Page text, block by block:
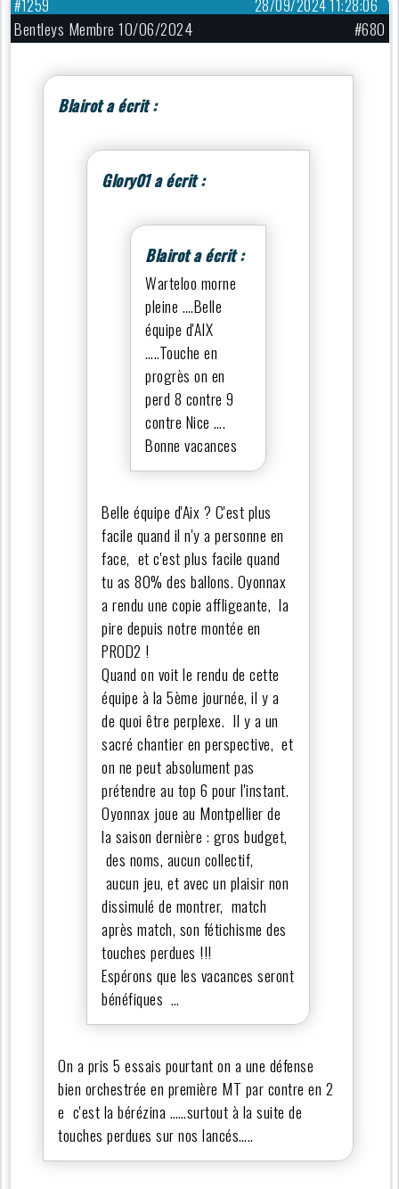
28/09/2024 11:28:06
#1259
Bentleys Membre 10/06/2024 #680
Blairot a écrit :
Glory01 a écrit :
Blairot a écrit :
Warteloo morne
pleine ….Belle
équipe d'AIX
…..Touche en
progrès on en
perd 8 contre 9
contre Nice ….
Bonne vacances
Belle équipe d'Aix ? C'est plus
facile quand il n'y a personne en
face, et c'est plus facile quand
tu as 80% des ballons. Oyonnax
a rendu une copie affligeante, la
pire depuis notre montée en
PROD2 !
Quand on voit le rendu de cette
équipe à la 5ème journée, il y a
de quoi être perplexe. Il y a un
sacré chantier en perspective, et
on ne peut absolument pas
prétendre au top 6 pour l'instant.
Oyonnax joue au Montpellier de
la saison dernière : gros budget,
des noms, aucun collectif,
aucun jeu, et avec un plaisir non
dissimulé de montrer, match
après match, son fétichisme des
touches perdues !!!
Espérons que les vacances seront
bénéfiques …
On a pris 5 essais pourtant on a une défense
bien orchestrée en première MT par contre en 2
e c'est la bérézina ……surtout à la suite de
touches perdues sur nos lancés…..